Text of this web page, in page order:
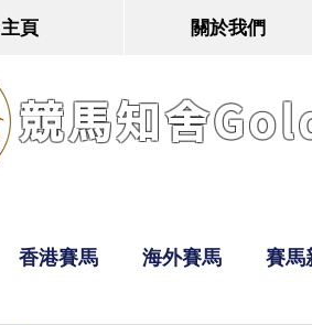
主頁 關於我們
競馬知舍
香港賽馬 海外賽馬 賽馬